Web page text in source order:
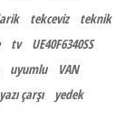
tekceviz
teknik
tv
UE40F6340SS
uyumlu
VAN
yazı çarşı
yedek